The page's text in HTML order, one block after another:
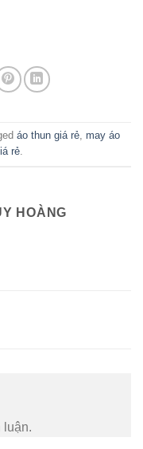
áo thun giá rẻ, may áo
rẻ.
HOÀNG
luận.